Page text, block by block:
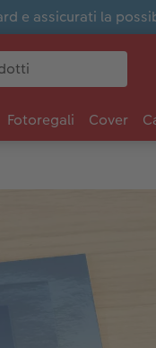
e assicurati la
Fotoregali Cover